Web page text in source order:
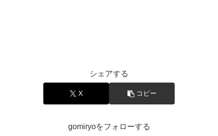
シェアする
X コピー
gomiryoをフォローする